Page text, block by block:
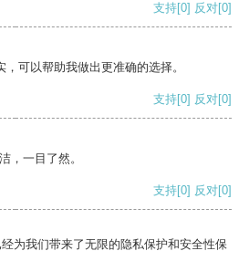
支持[0] 反对[0]
可以帮助我做出更准确的选择。
支持[0] 反对[0]
，一目了然。
支持[0] 反对[0]
为我们带来了无限的隐私保护和安全性保